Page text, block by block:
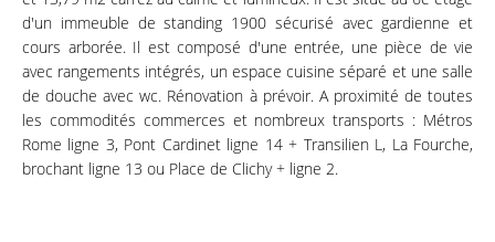
d'un immeuble de standing 1900 sécurisé avec gardienne et
cours arborée. Il est composé d'une entrée, une pièce de vie
avec rangements intégrés, un espace cuisine séparé et une salle
de douche avec wc. Rénovation à prévoir. A proximité de toutes
les commodités commerces et nombreux transports : Métros
Rome ligne 3, Pont Cardinet ligne 14 + Transilien L, La Fourche,
brochant ligne 13 ou Place de Clichy + ligne 2.